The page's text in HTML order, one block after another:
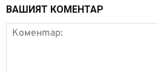
ВАШИЯТ КОМЕНТАР